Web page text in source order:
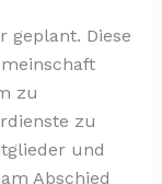
geplant. Diese
zu
zu
und
Abschied